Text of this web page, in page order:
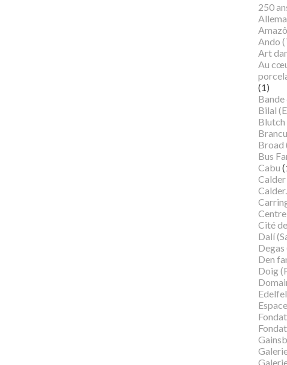
250
Ando
Art
Au
(1)
Bilal
Blutch
Broad
Bus
Cabu
Cité
Dalí
Degas
Den
Doig